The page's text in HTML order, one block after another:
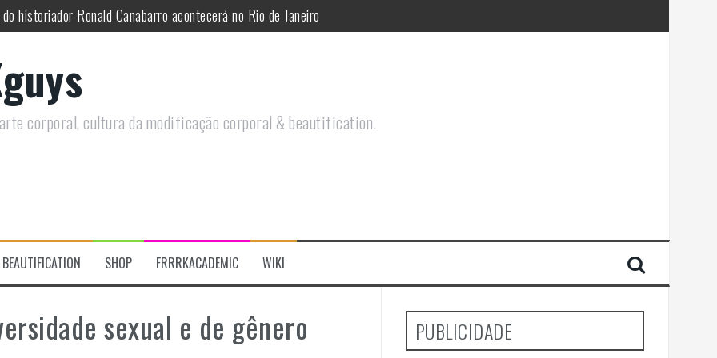
historiador Ronald Canabarro acontecerá no Rio de Janeiro
em Agosto e discutirá questões LGBTQIAPN+ e Modificações Corporais
modificações corporais e anarquia em encontro online
saiba como você pode ajudar duas ações que estão a ocorrer
a celebração do Orgulho Freak no Chile
corporal, cultura da modificação corporal & beautification.
BEAUTIFICATION SHOP FRRRKACADEMIC WIKI
sexual e de gênero PUBLICIDADE